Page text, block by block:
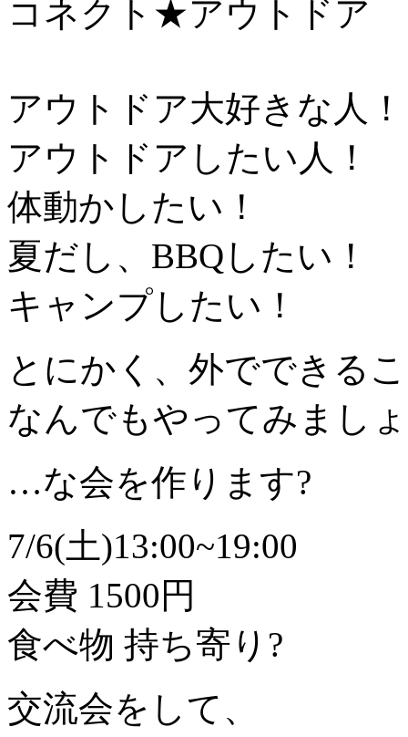
コネクト★アウトドア
アウトドア大好きな人！
アウトドアしたい人！
体動かしたい！
夏だし、BBQしたい！
キャンプしたい！
とにかく、外でできる
なんでもやってみまし
…な会を作ります?
7/6(土)13:00~19:00
会費 1500円
食べ物 持ち寄り?
交流会をして、